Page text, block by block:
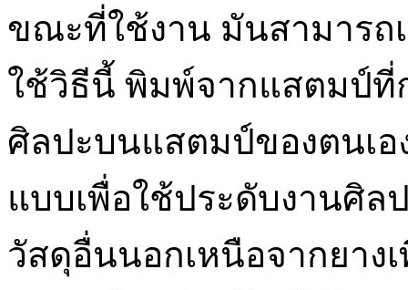
ขณะที่ใช้งาน มันสามารถ
ใช้วิธีนี้ พิมพ์จากแสตมป์ที่
ศิลปะบนแสตมป์ของตนเ
แบบเพื่อใช้ประดับงานศิล
วัสดุอื่นนอกเหนือจากยาง